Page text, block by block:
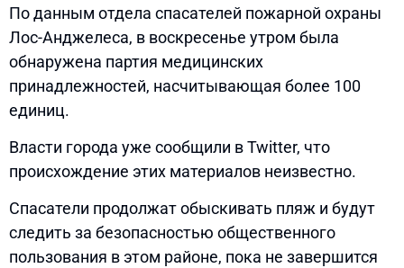
По данным отдела спасателей пожарной охраны
Лос-Анджелеса, в воскресенье утром была
обнаружена партия медицинских
принадлежностей, насчитывающая более 100
единиц.
Власти города уже сообщили в Twitter, что
происхождение этих материалов неизвестно.
Спасатели продолжат обыскивать пляж и будут
следить за безопасностью общественного
пользования в этом районе, пока не завершится